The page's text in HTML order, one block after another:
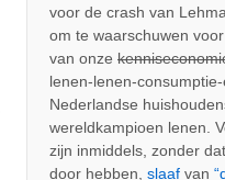
voor de crash van
om te waarschuwen
van onze
lenen-lenen-
Nederlandse
wereldkampioen lenen.
zijn inmiddels, zonder
door hebben,slaaf van